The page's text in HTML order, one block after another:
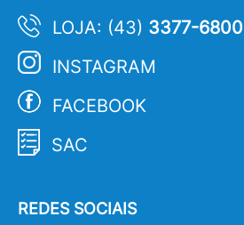
LOJA: (43) 3377-6800
INSTAGRAM
FACEBOOK
SAC
REDES SOCIAIS